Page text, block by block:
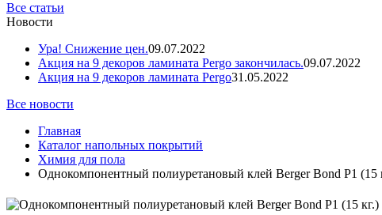
Все статьи
Новости
Ура! Снижение цен.09.07.2022
Акция на 9 декоров ламината Pergo закончилась.09.07.2022
Акция на 9 декоров ламината Pergo31.05.2022
Все новости
Главная
Каталог напольных покрытий
Химия для пола
Однокомпонентный полиуретановый клей Berger Bond P1 (15